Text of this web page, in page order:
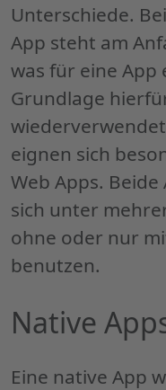
Unterschiede.
App steht am
was für eine App
Grundlage
eignen sich
Web Apps. Beide
sich unter
ohne oder nur
benutzen.
Native
Eine native App